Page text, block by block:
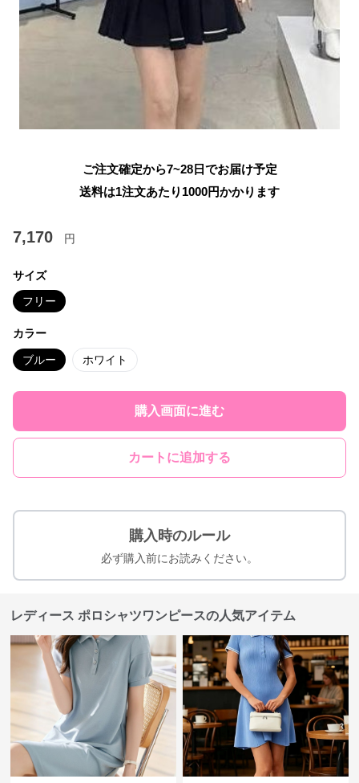
ご注文確定から7~28日でお届け予定
送料は1注文あたり 1000円かかります
7,170 円
サイズ
フリー
カラー
ブルー ホワイト
購入画面に進む
カートに追加する
購入時のルール
必ず購入前にお読みください。
レディース ポロシャツワンピースの人気アイテム